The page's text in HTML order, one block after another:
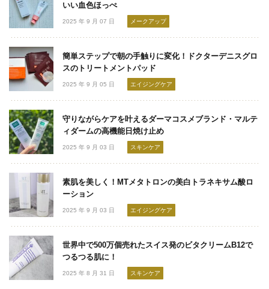
いい血色ほっぺ
2025 年 9 月 07 日 メークアップ
簡単ステップで朝の手触りに変化！ドクターデニスグロ
スのトリートメントパッド
2025 年 9 月 05 日 エイジングケア
守りながらケアを叶えるダーマコスメブランド・マルテ
ィダームの高機能日焼け止め
2025 年 9 月 03 日 スキンケア
素肌を美しく！MTメタトロンの美白トラネキサム酸ロ
ーション
2025 年 9 月 03 日 エイジングケア
世界中で500万個売れたスイス発のビタクリームB12で
つるつる肌に！
2025 年 8 月 31 日 スキンケア